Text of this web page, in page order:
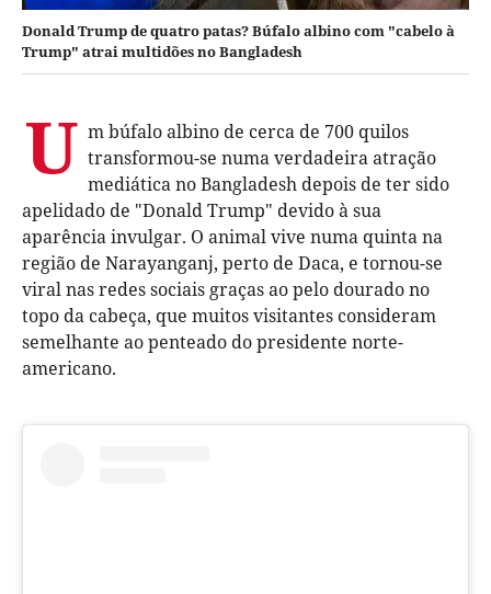
Donald Trump de quatro patas? Búfalo albino com "cabelo à
Trump" atrai multidões no Bangladesh
U m búfalo albino de cerca de 700 quilos
transformou-se numa verdadeira atração
mediática no Bangladesh depois de ter sido
apelidado de "Donald Trump" devido à sua
aparência invulgar. O animal vive numa quinta na
região de Narayanganj, perto de Daca, e tornou-se
viral nas redes sociais graças ao pelo dourado no
topo da cabeça, que muitos visitantes consideram
semelhante ao penteado do presidente norte-
americano.